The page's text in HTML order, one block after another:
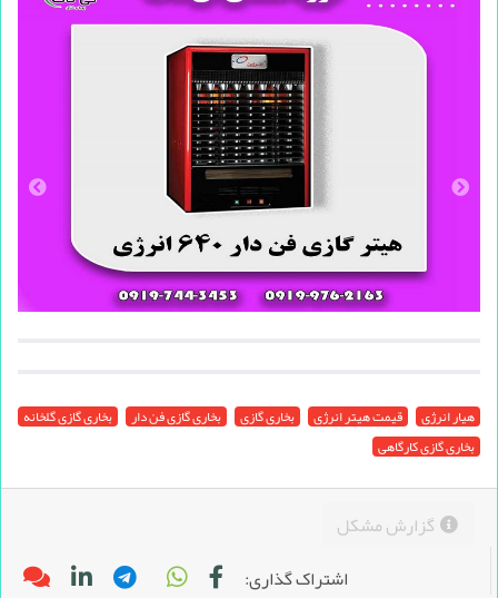
هیار انرژی قیمت هیتر انرژی بخاری گازی بخاری گازی فن دار
بخاری گازی گلخانه
بخاری گازی کارگاهی
گزارش مشکل
اشتراک گذاری: